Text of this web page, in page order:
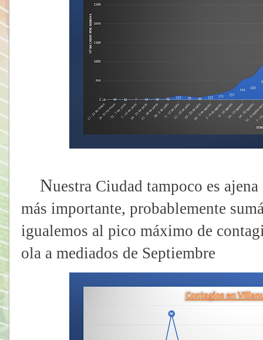
Nuestra Ciudad tampoco es
más importante, probablemente
igualemos al pico máximo de
ola a mediados de Septiembre